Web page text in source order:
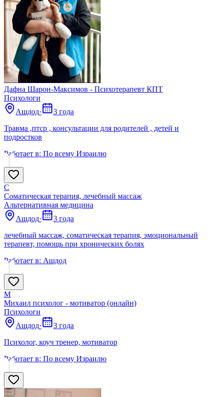
Дафна Шарон-Максимов - Психотерапевт КПТ
Психологи
Ашдод·
3 года
Травма ,птср , консультации для родителей , детей и
подростков
Работает в: По всему Израилю
С
Соматическая терапия, лечебный массаж
Альтернативная медицина
Ашдод·
3 года
лечебный массаж, соматическая терапия, эмоциональный
терапевт, помощь при хронических болях
Работает в: Ашдод
М
Михаил психолог - мотиватор (онлайн)
Психологи
Ашдод·
3 года
Психолог, коуч тренер, мотиватор
Работает в: По всему Израилю